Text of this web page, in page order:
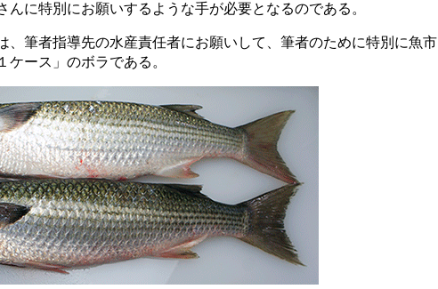
に特別にお願いするような手が必要となるのである。
、筆者指導先の水産責任者にお願いして、筆者のために特別に魚市
ース」のボラである。